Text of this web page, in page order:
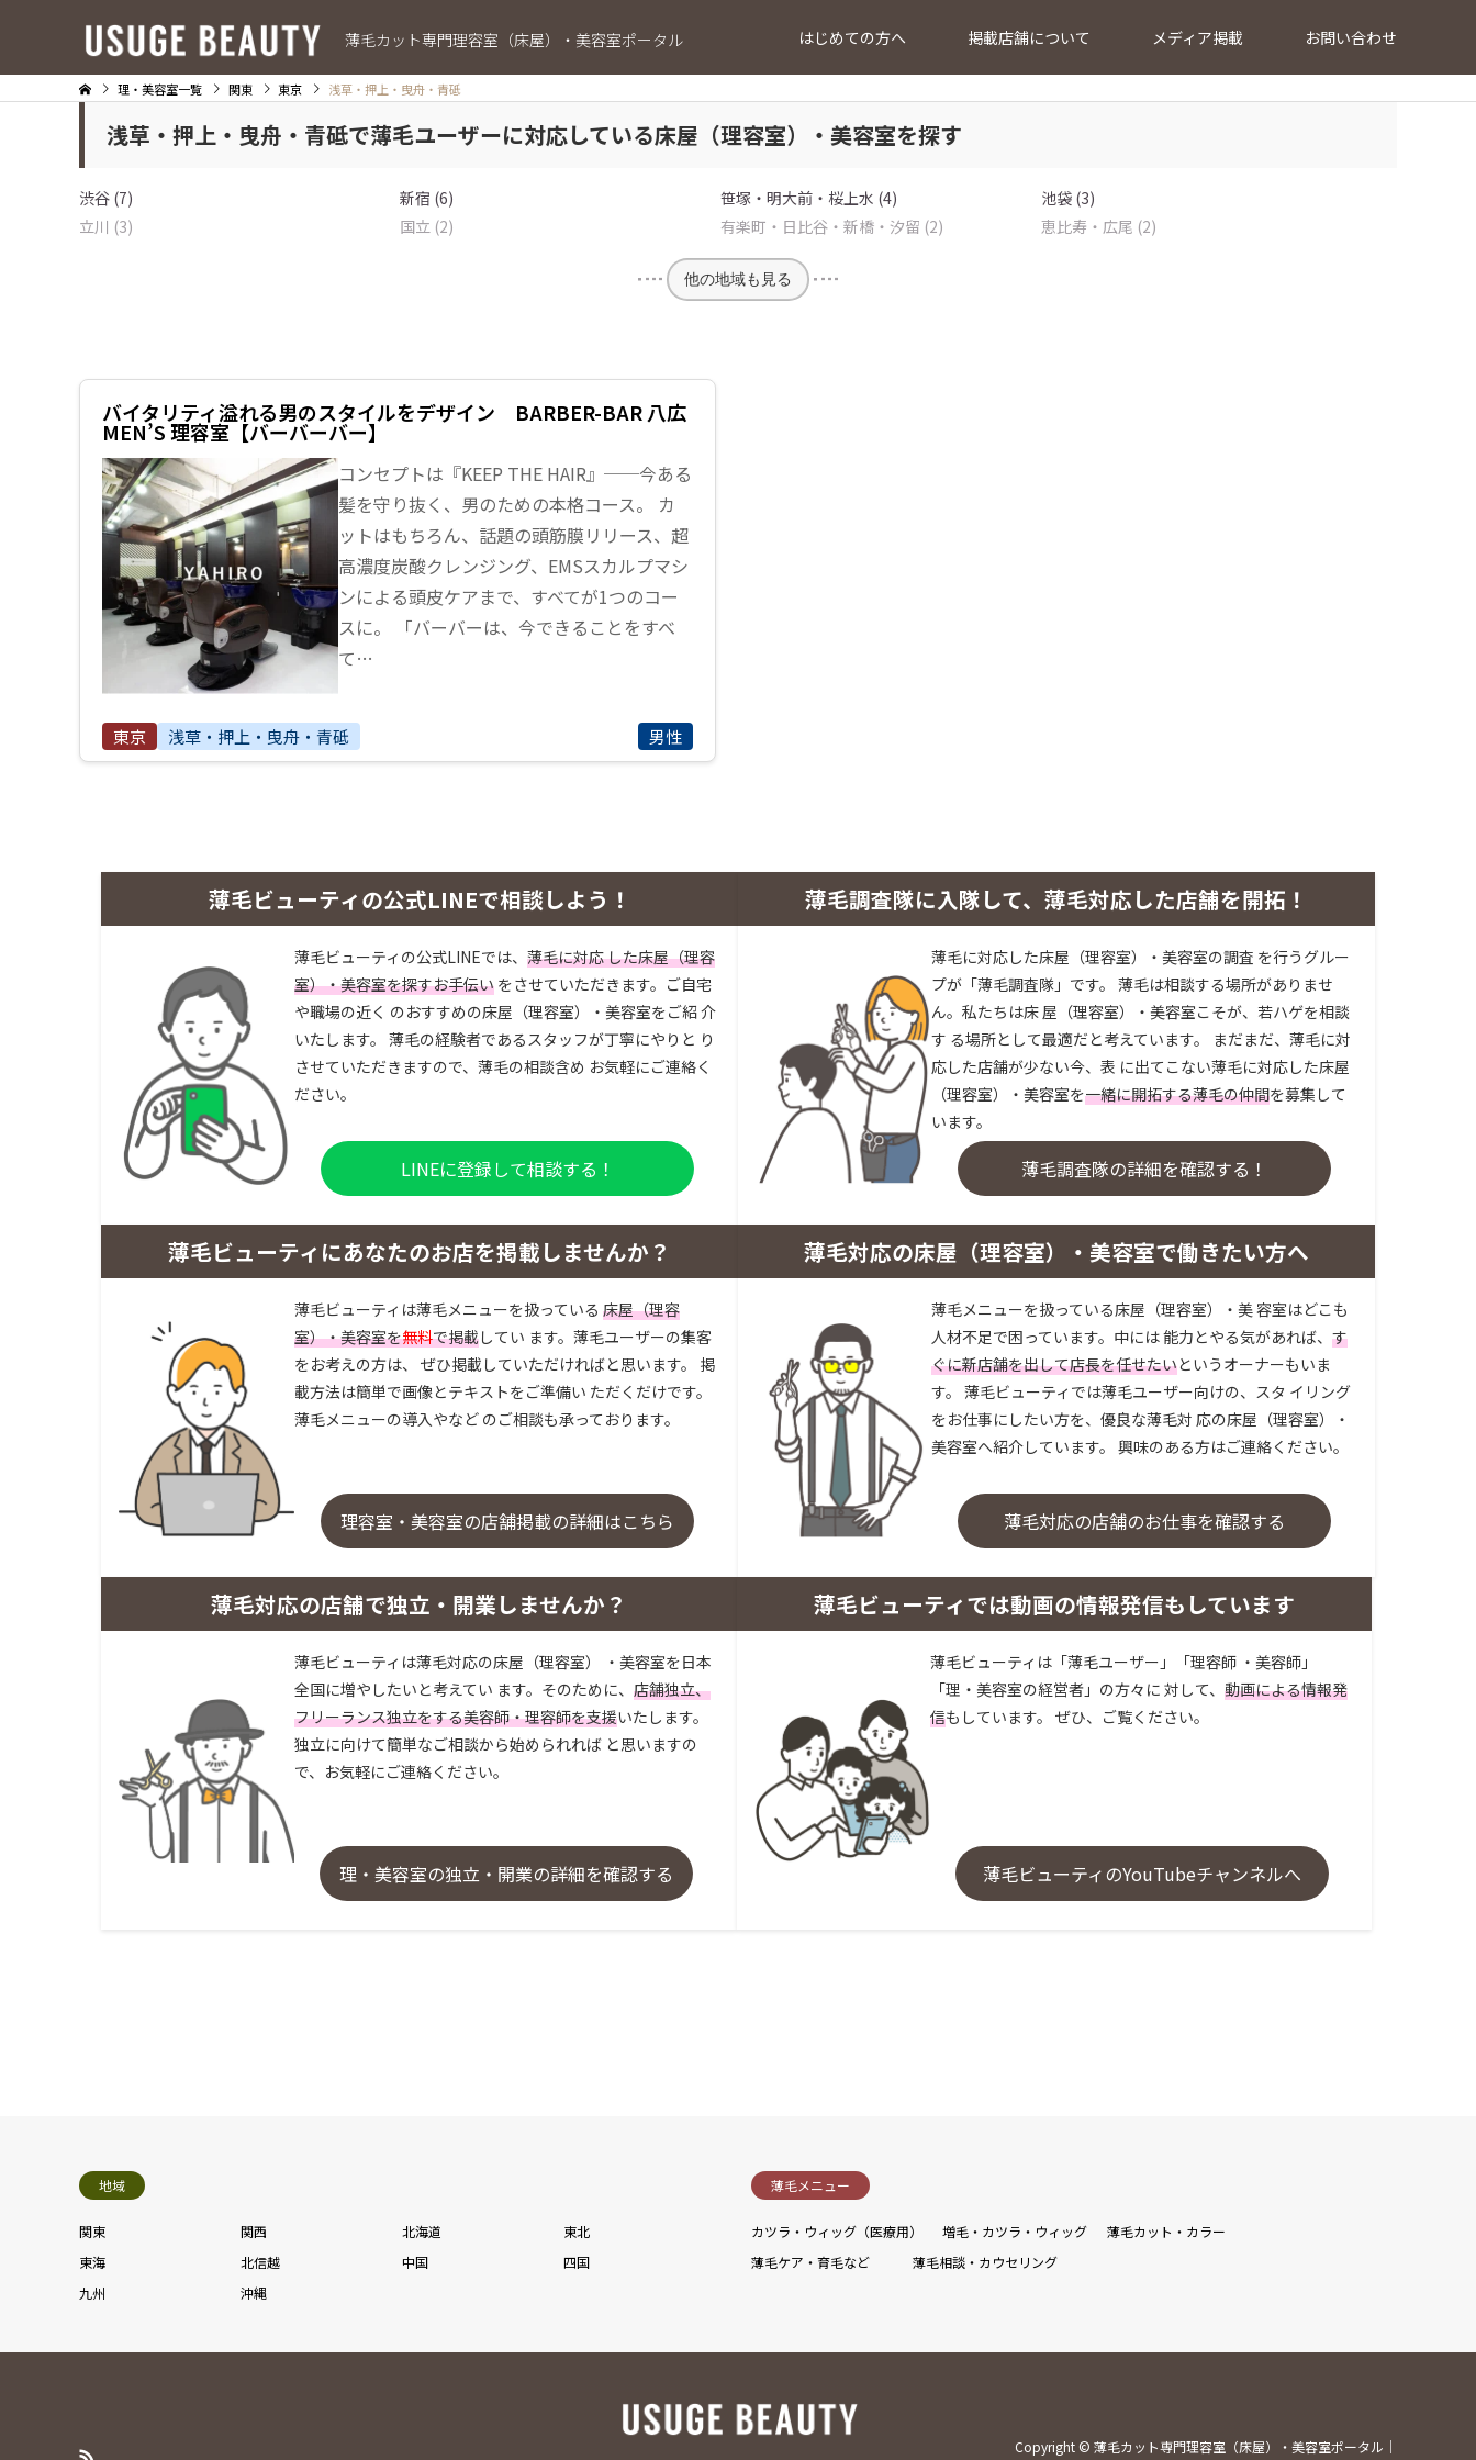
薄毛カット専門理容室（床屋）・美容室ポータル はじめての方へ 掲載店舗について メディア掲載 お問い合わせ
理・美容室一覧 関東 東京 浅草・押上・曳舟・青砥
浅草・押上・曳舟・青砥で薄毛ユーザーに対応している床屋（理容室）・美容室を探す
渋谷 (7) 新宿 (6) 笹塚・明大前・桜上水 (4)
池袋 (3)
立川 (3)
国立 (2) 有楽町・日比谷・新橋・汐留 (2) 恵比寿・広尾 (2)
他の地域も見る
バイタリティ溢れる男のスタイルをデザイン BARBER-BAR 八広
MEN’S 理容室【バーバーバー】
コンセプトは『KEEP THE HAIR』──今ある
髪を守り抜く、男のための本格コース。 カ
ットはもちろん、話題の頭筋膜リリース、超
高濃度炭酸クレンジング、EMSスカルプマシ
ンによる頭皮ケアまで、すべてが1つのコー
スに。 「バーバーは、今できることをすべ
て…
東京 浅草・押上・曳舟・青砥 男性
薄毛ビューティの公式LINEで相談しよう！
薄毛ビューティの公式LINEでは、 薄毛に対応 した床屋（理容
室）・美容室を探すお手伝い をさせていただきます。ご自宅
や職場の近く のおすすめの床屋（理容室）・美容室をご紹 介
いたします。 薄毛の経験者であるスタッフが丁寧にやりと り
させていただきますので、薄毛の相談含め お気軽にご連絡く
ださい。
LINEに登録して相談する！
薄毛調査隊に入隊して、薄毛対応した店舗を開拓！
薄毛に対応した床屋（理容室）・美容室の調査 を行うグルー
プが「薄毛調査隊」です。 薄毛は相談する場所がありませ
ん。私たちは床 屋（理容室）・美容室こそが、若ハゲを相談
す る場所として最適だと考えています。 まだまだ、薄毛に対
応した店舗が少ない今、表 に出てこない薄毛に対応した床屋
（理容室）・美容室を一緒に開拓する薄毛の仲間を募集して
います。
薄毛調査隊の詳細を確認する！
薄毛ビューティにあなたのお店を掲載しませんか？
薄毛ビューティは薄毛メニューを扱っている 床屋（理容
室）・美容室を無料で掲載してい ます。薄毛ユーザーの集客
をお考えの方は、 ぜひ掲載していただければと思います。 掲
載方法は簡単で画像とテキストをご準備い ただくだけです。
薄毛メニューの導入やなど のご相談も承っております。
理容室・美容室の店舗掲載の詳細はこちら
薄毛対応の床屋（理容室）・美容室で働きたい方へ
薄毛メニューを扱っている床屋（理容室）・美 容室はどこも
人材不足で困っています。中には 能力とやる気があれば、 す
ぐに新店舗を出して店長を任せたいというオーナーもいま
す。 薄毛ビューティでは薄毛ユーザー向けの、スタ イリング
をお仕事にしたい方を、優良な薄毛対 応の床屋（理容室）・
美容室へ紹介しています。 興味のある方はご連絡ください。
薄毛対応の店舗のお仕事を確認する
薄毛対応の店舗で独立・開業しませんか？
薄毛ビューティは薄毛対応の床屋（理容室） ・美容室を日本
全国に増やしたいと考えてい ます。そのために、 店舗独立、
フリーランス独立をする美容師・理容師を支援いたします。
独立に向けて簡単なご相談から始められれば と思いますの
で、お気軽にご連絡ください。
理・美容室の独立・開業の詳細を確認する
薄毛ビューティでは動画の情報発信もしています
薄毛ビューティは「薄毛ユーザー」「理容師 ・美容師」
「理・美容室の経営者」の方々に 対して、 動画による情報発
信もしています。 ぜひ、ご覧ください。
薄毛ビューティのYouTubeチャンネルへ
地域
関東 関西 北海道
東北
東海
北信越 中国
四国
九州
沖縄
薄毛メニュー
カツラ・ウィッグ（医療用） 増毛・カツラ・ウィッグ
薄毛カット・カラー
薄毛ケア・育毛など
薄毛相談・カウセリング
Copyright © 薄毛カット専門理容室（床屋）・美容室ポータル｜